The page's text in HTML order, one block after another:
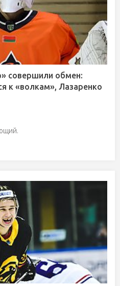
совершили обмен:
к «волкам», Лазаренко